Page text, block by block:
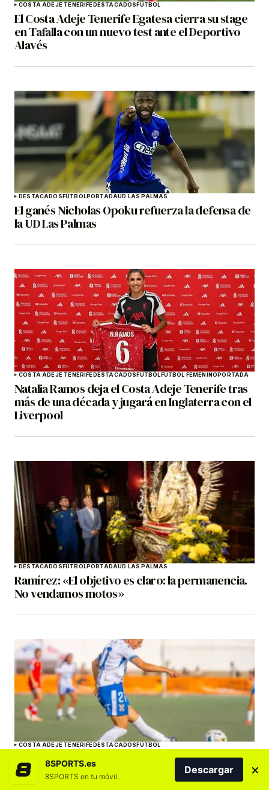
COSTA ADEJE TENERIFEDESTACADOSFÚTBOL
El Costa Adeje Tenerife Egatesa cierra su stage
en Tafalla con un nuevo test ante el Deportivo
Alavés
DESTACADOSFÚTBOLPORTADAUD LAS PALMAS
El ganés Nicholas Opoku refuerza la defensa de
la UD Las Palmas
COSTA ADEJE TENERIFEDESTACADOSFÚTBOLFÚTBOL FEMENINOPORTADA
Natalia Ramos deja el Costa Adeje Tenerife tras
más de una década y jugará en Inglaterra con el
Liverpool
DESTACADOSFÚTBOLPORTADAUD LAS PALMAS
Ramírez: «El objetivo es claro: la permanencia.
No vendamos motos»
COSTA ADEJE TENERIFEDESTACADOSFÚTBOL
Aithiara: “No solo ganamos al Athletic, también
celebramos la victoria de la vuelta de Pisco”
8SPORTS.es
8SPORTS en tu móvil.
Descargar ×